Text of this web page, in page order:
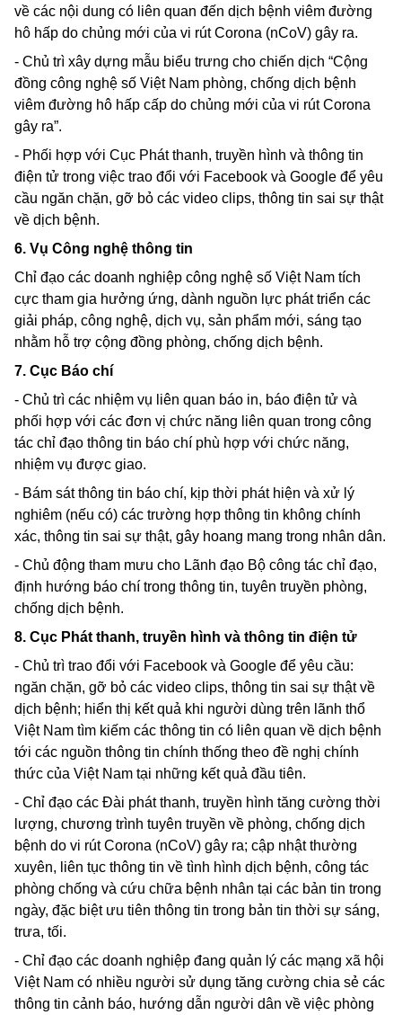
về các nội dung có liên quan đến dịch bệnh viêm đường
hô hấp do chủng mới của vi rútCorona (nCoV) gây ra.
- Chủ trì xây dựng mẫu biểu trưng cho chiến dịch “Cộng
đồng công nghệ số Việt Nam phòng, chống dịch bệnh
viêm đường hô hấp cấp do chủng mới của vi rútCorona
gây ra”.
- Phối hợp với Cục Phát thanh, truyền hình và thông tin
điện tử trong việc trao đổi với Facebook và Google để yêu
cầu ngăn chặn, gỡ bỏ các video clips, thông tin sai sự thật
về dịch bệnh.
6. Vụ Công nghệ thông tin
Chỉ đạo các doanh nghiệp công nghệ số Việt Nam tích
cực tham gia hưởng ứng, dành nguồn lực phát triển các
giải pháp, công nghệ, dịch vụ, sản phẩm mới, sáng tạo
nhằm hỗ trợ cộng đồng phòng, chống dịch bệnh.
7. Cục Báo chí
- Chủ trì các nhiệm vụ liên quan báo in, báo điện tử và
phối hợp với các đơn vị chức năng liên quan trong công
tác chỉ đạo thông tin báo chí phù hợp với chức năng,
nhiệm vụ được giao.
- Bám sát thông tin báo chí, kịp thời phát hiện và xử lý
nghiêm (nếu có) các trường hợp thông tin không chính
xác, thông tin sai sự thật, gây hoang mang trong nhân dân.
- Chủ động tham mưu cho Lãnh đạo Bộ công tác chỉ đạo,
định hướng báo chí trong thông tin, tuyên truyền phòng,
chống dịch bệnh.
8. Cục Phát thanh, truyền hình và thông tin điện tử
- Chủ trì trao đổi với Facebook và Google để yêu cầu:
ngăn chặn, gỡ bỏ các video clips, thông tin sai sự thật về
dịch bệnh; hiển thị kết quả khi người dùng trên lãnh thổ
Việt Nam tìm kiếm các thông tin có liên quan về dịch bệnh
tới các nguồn thông tin chính thống theo đề nghị chính
thức của Việt Nam tại những kết quả đầu tiên.
- Chỉ đạo các Đài phát thanh, truyền hình tăng cường thời
lượng, chương trình tuyên truyền về phòng, chống dịch
bệnh do vi rútCorona (nCoV) gây ra; cập nhật thường
xuyên, liên tục thông tin về tình hình dịch bệnh, công tác
phòng chống và cứu chữa bệnh nhân tại các bản tin trong
ngày, đặc biệt ưu tiên thông tin trong bản tin thời sự sáng,
trưa, tối.
- Chỉ đạo các doanh nghiệp đang quản lý các mạng xã hội
Việt Nam có nhiều người sử dụng tăng cường chia sẻ các
thông tin cảnh báo, hướng dẫn người dân về việc phòng